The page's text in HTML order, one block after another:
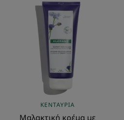
Mαλακτική
κρέμα
με
Βιολογική
Κενταύρια
ΚΕΝΤΑΎΡΙΑ
Mαλακτική κρέμα με